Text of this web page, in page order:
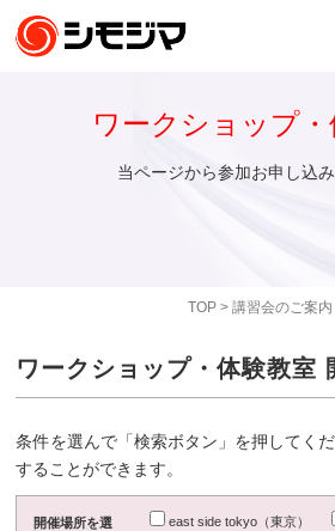
TOP> 講習会のご案内
ワークショップ
当ページから参加お申し込み
ワークショップ・体験教室
条件を選んで「検索ボタン」を押してく
することができます。
開催場所を選
east side tokyo（東京）